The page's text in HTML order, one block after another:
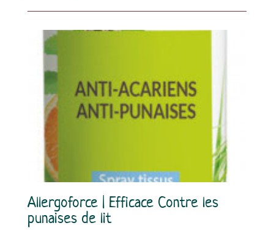
Allergoforce | Efficace Contre les
punaises de lit